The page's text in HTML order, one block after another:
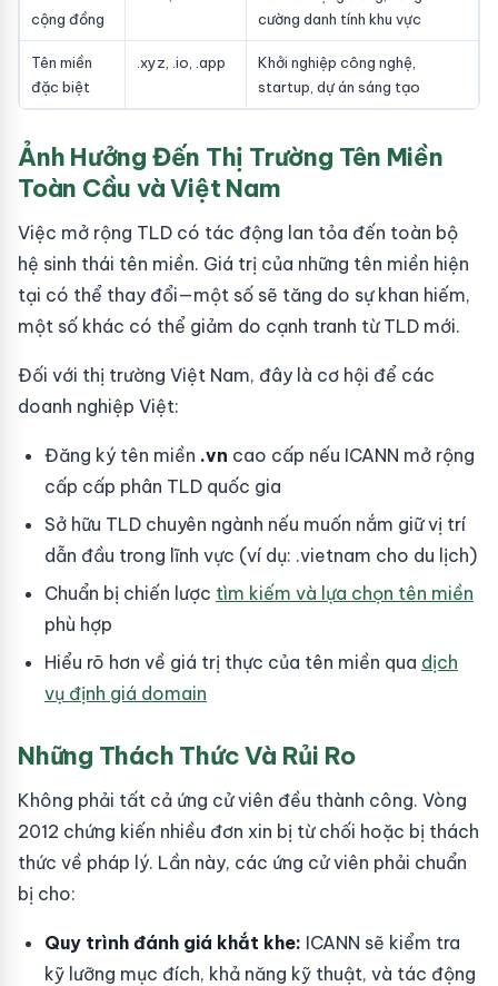
cộng đồng
cường danh tính khu vực
Tên miền
đặc biệt
.xyz, .io, .app
Khởi nghiệp công nghệ,
startup, dự án sáng tạo
Ảnh Hưởng Đến Thị Trường Tên Miền
Toàn Cầu và Việt Nam
Việc mở rộng TLD có tác động lan tỏa đến toàn bộ
hệ sinh thái tên miền. Giá trị của những tên miền hiện
tại có thể thay đổi—một số sẽ tăng do sự khan hiếm,
một số khác có thể giảm do cạnh tranh từ TLD mới.
Đối với thị trường Việt Nam, đây là cơ hội để các
doanh nghiệp Việt:
Đăng ký tên miền .vn cao cấp nếu ICANN mở rộng
cấp cấp phân TLD quốc gia
Sở hữu TLD chuyên ngành nếu muốn nắm giữ vị trí
dẫn đầu trong lĩnh vực (ví dụ: .vietnam cho du lịch)
Chuẩn bị chiến lược tìm kiếm và lựa chọn tên miền
phù hợp
Hiểu rõ hơn về giá trị thực của tên miền qua dịch
vụ định giá domain
Những Thách Thức Và Rủi Ro
Không phải tất cả ứng cử viên đều thành công. Vòng
2012 chứng kiến nhiều đơn xin bị từ chối hoặc bị thách
thức về pháp lý. Lần này, các ứng cử viên phải chuẩn
bị cho:
Quy trình đánh giá khắt khe: ICANN sẽ kiểm tra
kỹ lưỡng mục đích, khả năng kỹ thuật, và tác động